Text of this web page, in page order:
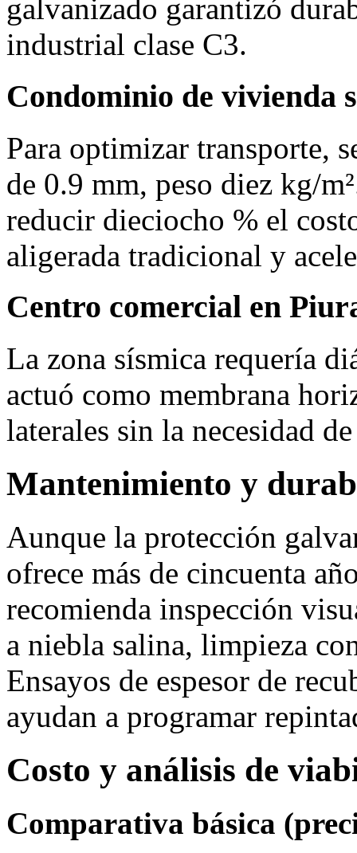
galvanizado garantizó
industrial clase C3.
Condominio de vivienda
Para optimizar transporte,
de 0.9 mm, peso diez kg/
reducir dieciocho % el
aligerada tradicional y
Centro comercial en
La zona sísmica requería
actuó como membrana
laterales sin la necesidad
Mantenimiento y
Aunque la protección
ofrece más de cincuenta
recomienda inspección
a niebla salina, limpieza
Ensayos de espesor de
ayudan a programar
Costo y análisis de
Comparativa básica